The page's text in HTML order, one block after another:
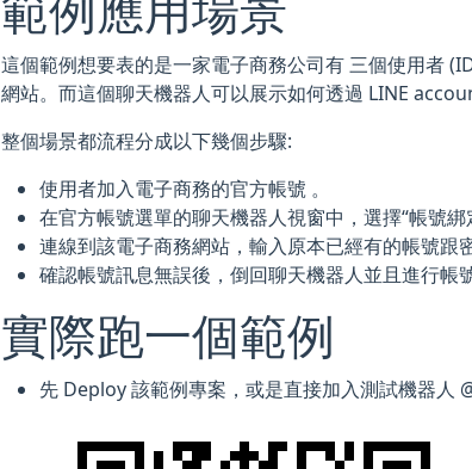
範例應用場景
這個範例想要表的是一家電子商務公司有 三個使用者
網站。而這個聊天機器人可以展示如何透過 LINE
整個場景都流程分成以下幾個步驟:
使用者加入電子商務的官方帳號 。
在官方帳號選單的聊天機器人視窗中，選擇“帳號綁
連線到該電子商務網站，輸入原本已經有的帳號跟密
確認帳號訊息無誤後，倒回聊天機器人並且進行帳
實際跑一個範例
先 Deploy 該範例專案，或是直接加入測試機器人